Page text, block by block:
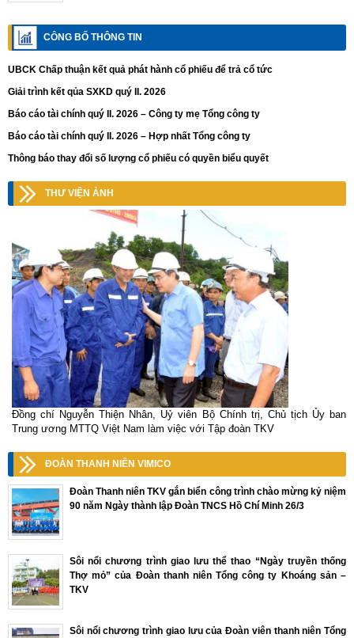
CÔNG BỐ THÔNG TIN
UBCK Chấp thuận kết quả phát hành cổ phiếu để trả cổ tức
Giải trình kết qủa SXKD quý II. 2026
Báo cáo tài chính quý II. 2026 – Công ty mẹ Tổng công ty
Báo cáo tài chính quý II. 2026 – Hợp nhất Tổng công ty
Thông báo thay đổi số lượng cổ phiếu có quyền biểu quyết
THƯ VIỆN ẢNH
Đồng chí Nguyễn Thiện Nhân, Uỷ viên Bộ Chính trị, Chủ tịch Ủy ban
Trung ương MTTQ Việt Nam làm việc với Tập đoàn TKV
ĐOÀN THANH NIÊN VIMICO
Đoàn Thanh niên TKV gắn biển công trình chào mừng kỷ niệm
90 năm Ngày thành lập Đoàn TNCS Hồ Chí Minh 26/3
Sôi nổi chương trình giao lưu thể thao “Ngày truyền thống
Thợ mỏ” của Đoàn thanh niên Tổng công ty Khoáng sản –
TKV
Sôi nổi chương trình giao lưu của Đoàn viên thanh niên Tổng